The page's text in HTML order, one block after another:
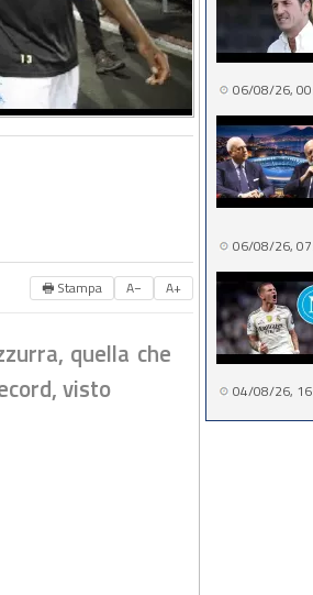
🖶 Stampa A− A+
quella che
visto
06/08/26,
06/08/26,
04/08/26,